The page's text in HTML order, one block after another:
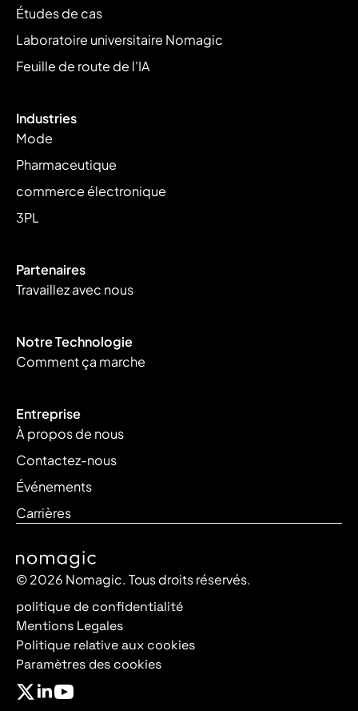
Études de cas
Laboratoire universitaire Nomagic
Feuille de route de l'IA
Industries
Mode
Pharmaceutique
commerce électronique
3PL
Partenaires
Travaillez avec nous
Notre Technologie
Comment ça marche
Entreprise
À propos de nous
Contactez-nous
Événements
Carrières
© 2026 Nomagic. Tous droits réservés.
politique de confidentialité
Mentions Legales
Politique relative aux cookies
Paramètres des cookies